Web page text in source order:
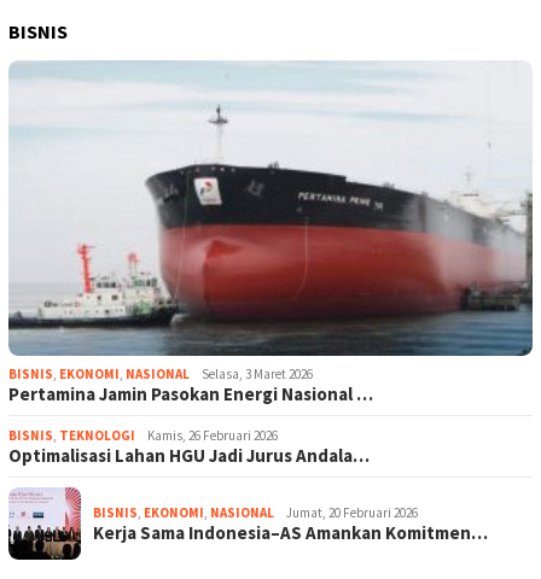
BISNIS
BISNIS, EKONOMI, NASIONAL Selasa, 3 Maret 2026
Pertamina Jamin Pasokan Energi Nasional …
BISNIS, TEKNOLOGI Kamis, 26 Februari 2026
Optimalisasi Lahan HGU Jadi Jurus Andala…
BISNIS, EKONOMI, NASIONAL Jumat, 20 Februari 2026
Kerja Sama Indonesia–AS Amankan Komitmen…